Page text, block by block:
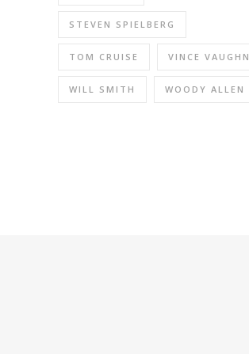
STEVEN SPIELBERG
TOM CRUISE VINCE VAUGHN
WILL SMITH WOODY ALLEN